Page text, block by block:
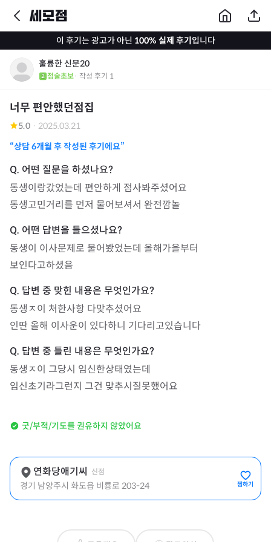
이 후기는 광고가 아닌 100% 실제 후기입니다
훌륭한 신문20
점술초보· 작성 후기 1
너무 편안했던점집
5.0 · 2025.03.21
“상담6개월 후 작성된 후기에요”
동생이랑갔었는데 편안하게 점사봐주셨어요
동생고민거리를 먼저 물어보셔서 완전깜놀
동생이 이사문제로 물어봤었는데 올해가을부터
보인다고하셨음
동생ㅈ이 처한사항 다맞추셨어요
인딴 올해 이사운이 있다하니 기다리고있습니다
동생ㅈ이 그당시 임신한상태였는데
임신초기라그런지 그건 맞추시질못했어요
굿/부적/기도를 권유하지 않았어요
연화당애기씨 신점
경기 남양주시 화도읍 비룡로 203-24 찜하기